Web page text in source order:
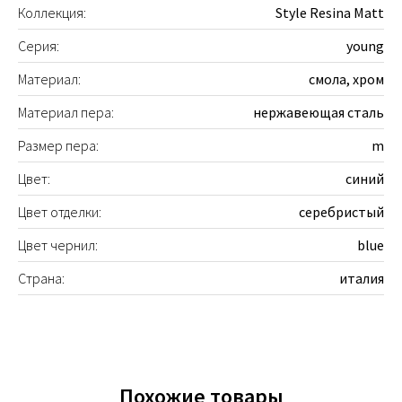
Коллекция:
Style Resina Matt
Серия:
young
Материал:
смола, хром
Материал пера:
нержавеющая сталь
Размер пера:
m
Цвет:
синий
Цвет отделки:
серебристый
Цвет чернил:
blue
Страна:
италия
Похожие товары